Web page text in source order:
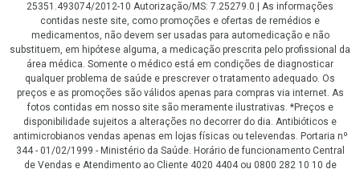
25351.493074/2012-10 Autorização/MS: 7.25279.0 | As informações
contidas neste site, como promoções e ofertas de remédios e
medicamentos, não devem ser usadas para automedicação e não
substituem, em hipótese alguma, a medicação prescrita pelo profissional da
área médica. Somente o médico está em condições de diagnosticar
qualquer problema de saúde e prescrever o tratamento adequado. Os
preços e as promoções são válidos apenas para compras via internet. As
fotos contidas em nosso site são meramente ilustrativas. *Preços e
disponibilidade sujeitos a alterações no decorrer do dia. Antibióticos e
antimicrobianos vendas apenas em lojas físicas ou televendas. Portaria nº
344 - 01/02/1999 - Ministério da Saúde. Horário de funcionamento Central
de Vendas e Atendimento ao Cliente 4020 4404 ou 0800 282 10 10 de